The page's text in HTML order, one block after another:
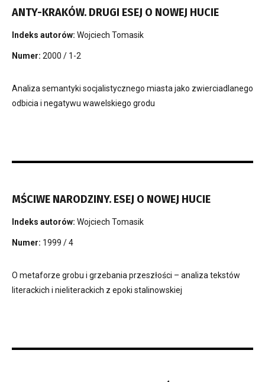
ANTY-KRAKÓW. DRUGI ESEJ O NOWEJ HUCIE
Indeks autorów: Wojciech Tomasik
Numer: 2000 / 1-2
Analiza semantyki socjalistycznego miasta jako zwierciadlanego
odbicia i negatywu wawelskiego grodu
MŚCIWE NARODZINY. ESEJ O NOWEJ HUCIE
Indeks autorów: Wojciech Tomasik
Numer: 1999 / 4
O metaforze grobu i grzebania przeszłości – analiza tekstów
literackich i nieliterackich z epoki stalinowskiej